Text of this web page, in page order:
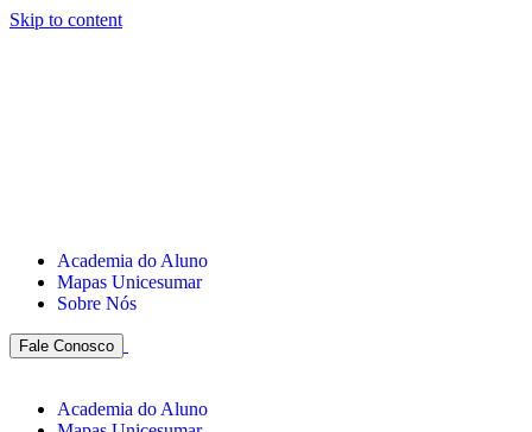
Skip to content
Academia do Aluno
Mapas Unicesumar
Sobre Nós
Fale Conosco
Academia do Aluno